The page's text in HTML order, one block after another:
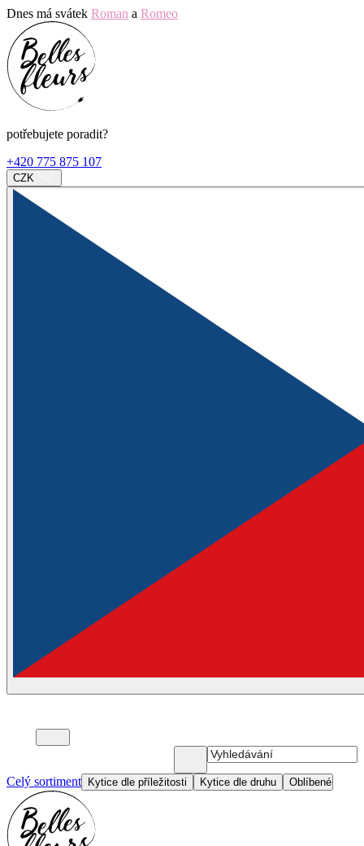
Dnes má svátek Roman a Romeo
potřebujete poradit?
+420 775 875 107
CZK
Celý sortiment Kytice dle příležitosti Kytice dle druhu Oblíbené